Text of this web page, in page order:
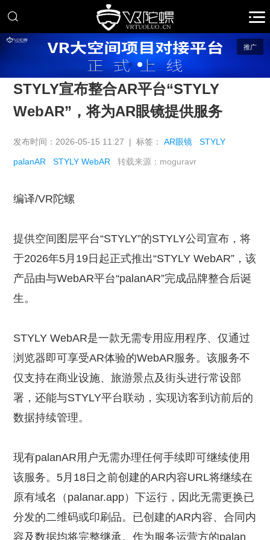
推广
STYLY宣布整合AR平台“STYLY
WebAR”，将为AR眼镜提供服务
发布时间：2026-05-15 11:27 | 标签：AR眼镜 STYLY
palanAR STYLY WebAR 转载来源：moguravr
编译/VR陀螺
提供空间图层平台“STYLY”的STYLY公司宣布，将
于2026年5月19日起正式推出“STYLY WebAR”，该
产品由与WebAR平台“palanAR”完成品牌整合后诞
生。
STYLY WebAR是一款无需专用应用程序、仅通过
浏览器即可享受AR体验的WebAR服务。该服务不
仅支持在商业设施、旅游景点及街头进行常设部
署，还能与STYLY平台联动，实现访客到访前后的
数据持续管理。
现有palanAR用户无需办理任何手续即可继续使用
该服务。5月18日之前创建的AR内容URL将继续在
原有域名（palanar.app）下运行，因此无需更换已
分发的二维码或印刷品。已创建的AR内容、合同内
容及数据均将完整继承。作为服务运营方的palan